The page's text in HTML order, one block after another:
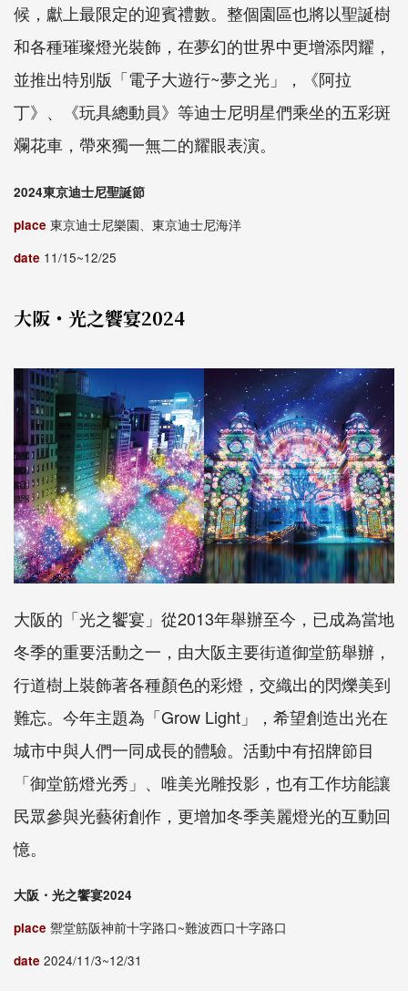
候，獻上最限定的迎賓禮數。整個園區也將以聖誕樹
和各種璀璨燈光裝飾，在夢幻的世界中更增添閃耀，
並推出特別版「電子大遊行~夢之光」，《阿拉
丁》、《玩具總動員》等迪士尼明星們乘坐的五彩斑
斕花車，帶來獨一無二的耀眼表演。
2024東京迪士尼聖誕節
place 東京迪士尼樂園、東京迪士尼海洋
date 11/15~12/25
大阪・光之饗宴2024
大阪的「光之饗宴」從2013年舉辦至今，已成為當地
冬季的重要活動之一，由大阪主要街道御堂筋舉辦，
行道樹上裝飾著各種顏色的彩燈，交織出的閃爍美到
難忘。今年主題為「Grow Light」，希望創造出光在
城市中與人們一同成長的體驗。活動中有招牌節目
「御堂筋燈光秀」、唯美光雕投影，也有工作坊能讓
民眾參與光藝術創作，更增加冬季美麗燈光的互動回
憶。
大阪・光之饗宴2024
place 禦堂筋阪神前十字路口~難波西口十字路口
date 2024/11/3~12/31